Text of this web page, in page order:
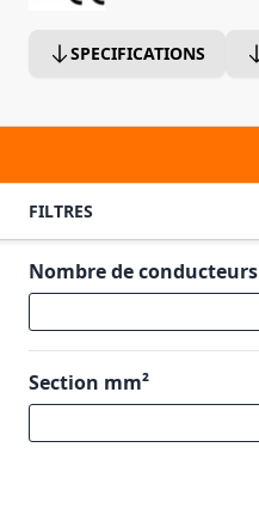
SPECIFICATIONS
FILTRES
Nombre de conducteurs
Section mm²